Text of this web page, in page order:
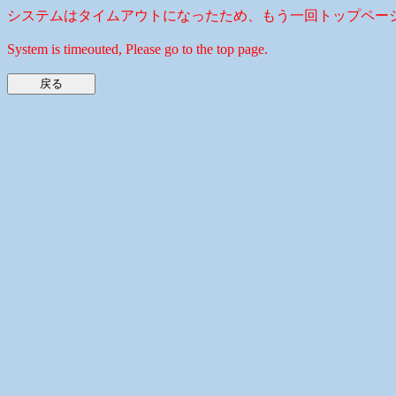
システムはタイムアウトになったため、もう一回トップペー
System is timeouted, Please go to the top page.